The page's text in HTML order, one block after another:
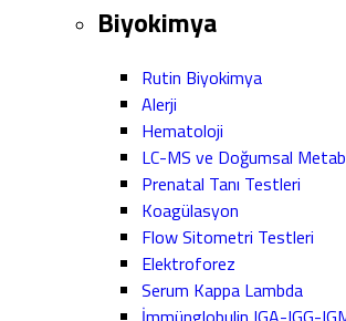
Biyokimya
Rutin Biyokimya
Alerji
Hematoloji
LC-MS ve Doğumsal
Prenatal Tanı Testleri
Koagülasyon
Flow Sitometri Testleri
Elektroforez
Serum Kappa Lambda